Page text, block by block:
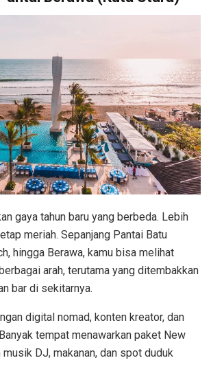
gaya tahun baru yang berbeda. Lebih
meriah. Sepanjang Pantai Batu
hingga Berawa, kamu bisa melihat
arah, terutama yang ditembakkan
bar di sekitarnya.
digital nomad, konten kreator, dan
tempat menawarkan paket New
musik DJ, makanan, dan spot duduk